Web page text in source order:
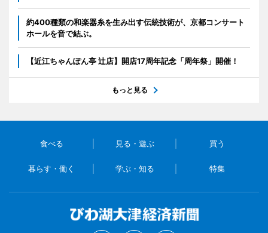
約400種類の和楽器糸を生み出す伝統技術が、京都コンサート
ホールを音で結ぶ。
【近江ちゃんぽん亭 辻店】開店17周年記念「周年祭」開催！
もっと見る
食べる 見る・遊ぶ 買う
暮らす・働く 学ぶ・知る 特集